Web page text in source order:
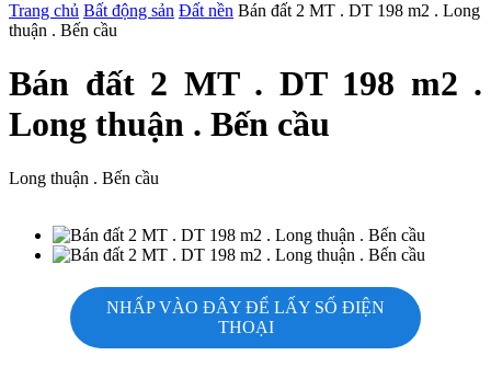
Trang chủ Bất động sản Đất nền Bán đất 2 MT . DT 198 m2 . Long
thuận . Bến cầu
Bán đất 2 MT . DT 198 m2 .
Long thuận . Bến cầu
Long thuận . Bến cầu
NHẤP VÀO ĐÂY ĐỂ LẤY SỐ ĐIỆN
THOẠI